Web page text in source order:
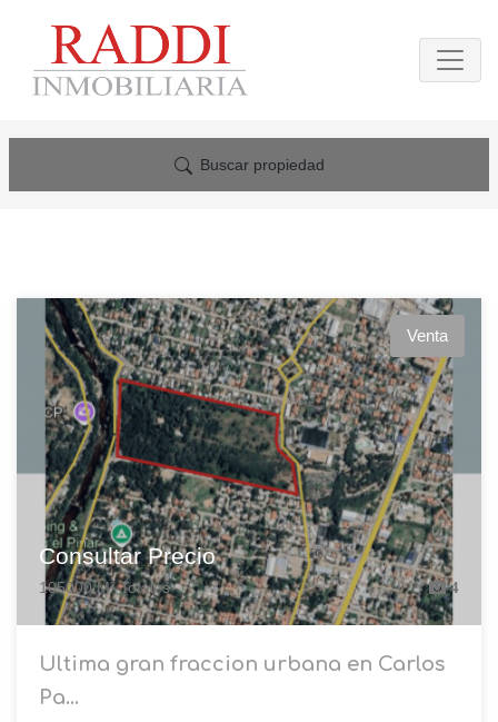
Buscar propiedad
Venta
Consultar Precio
105000 M² Totales 4
Ultima gran fraccion urbana en Carlos
Pa...